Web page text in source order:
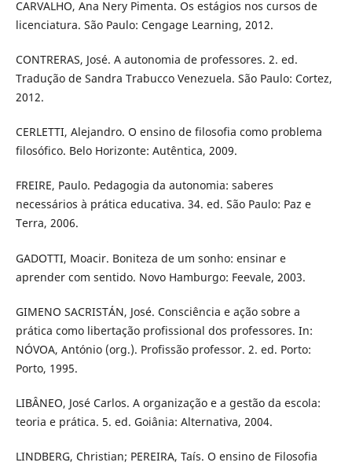
CARVALHO, Ana Nery Pimenta. Os estágios nos cursos de
licenciatura. São Paulo: Cengage Learning, 2012.
CONTRERAS, José. A autonomia de professores. 2. ed.
Tradução de Sandra Trabucco Venezuela. São Paulo: Cortez,
2012.
CERLETTI, Alejandro. O ensino de filosofia como problema
filosófico. Belo Horizonte: Autêntica, 2009.
FREIRE, Paulo. Pedagogia da autonomia: saberes
necessários à prática educativa. 34. ed. São Paulo: Paz e
Terra, 2006.
GADOTTI, Moacir. Boniteza de um sonho: ensinar e
aprender com sentido. Novo Hamburgo: Feevale, 2003.
GIMENO SACRISTÁN, José. Consciência e ação sobre a
prática como libertação profissional dos professores. In:
NÓVOA, António (org.). Profissão professor. 2. ed. Porto:
Porto, 1995.
LIBÂNEO, José Carlos. A organização e a gestão da escola:
teoria e prática. 5. ed. Goiânia: Alternativa, 2004.
LINDBERG, Christian; PEREIRA, Taís. O ensino de Filosofia